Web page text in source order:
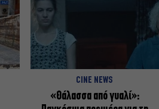
CINE NEWS
«Θάλασσα από γυαλί»: